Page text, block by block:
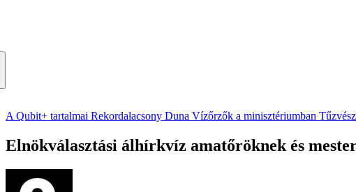
A Qubit+ tartalmai Rekordalacsony Duna Vízőrzők a minisztériumban
Elnökválasztási álhírkvíz amatőröknek és